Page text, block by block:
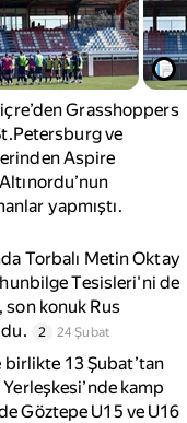
Grasshoppers
ve
Aspire
yapmıştı.
Torbalı Metin Oktay
Tesisleri'ni de
konuk Rus
2 24 Şubat
birlikte 13 Şubat’tan
kamp
Göztepe U15 ve U16